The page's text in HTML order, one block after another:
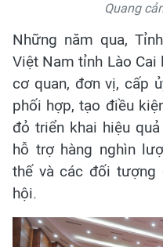
Quang
Những năm qua,
Việt Nam tỉnh Lào
cơ quan, đơn vị, cấp
phối hợp, tạo điều
đỏ triển khai hiệu
hỗ trợ hàng nghìn
thế và các đối tượng
hội.